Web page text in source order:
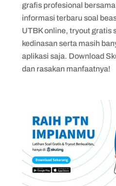
grafis profesional
informasi terbaru soal
UTBK online, tryout gratis
kedinasan serta masih
aplikasi saja. Download
dan rasakan manfaatnya!